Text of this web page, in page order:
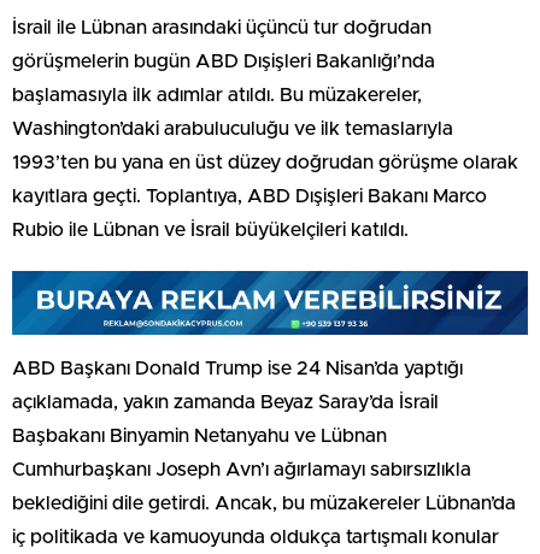
İsrail ile Lübnan arasındaki üçüncü tur doğrudan
görüşmelerin bugün ABD Dışişleri Bakanlığı’nda
başlamasıyla ilk adımlar atıldı. Bu müzakereler,
Washington’daki arabuluculuğu ve ilk temaslarıyla
1993’ten bu yana en üst düzey doğrudan görüşme olarak
kayıtlara geçti. Toplantıya, ABD Dışişleri Bakanı Marco
Rubio ile Lübnan ve İsrail büyükelçileri katıldı.
ABD Başkanı Donald Trump ise 24 Nisan’da yaptığı
açıklamada, yakın zamanda Beyaz Saray’da İsrail
Başbakanı Binyamin Netanyahu ve Lübnan
Cumhurbaşkanı Joseph Avn’ı ağırlamayı sabırsızlıkla
beklediğini dile getirdi. Ancak, bu müzakereler Lübnan’da
iç politikada ve kamuoyunda oldukça tartışmalı konular